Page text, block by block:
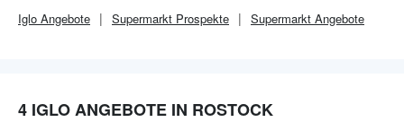
Iglo Angebote Supermarkt Prospekte Supermarkt Angebote
4 IGLO ANGEBOTE IN ROSTOCK